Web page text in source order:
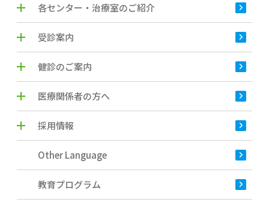
各センター・治療室のご紹介
受診案内
健診のご案内
医療関係者の方へ
採用情報
Other Language
教育プログラム